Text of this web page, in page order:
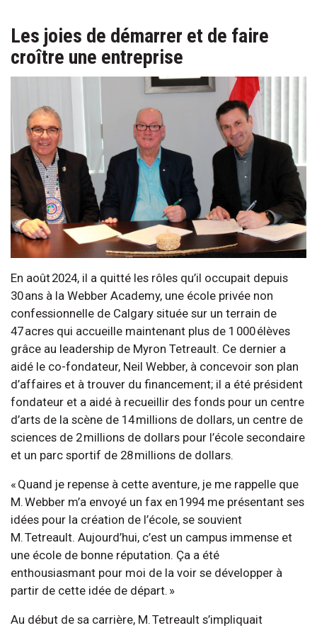
Les joies de démarrer et de faire
croître une entreprise
En août 2024, il a quitté les rôles qu’il occupait depuis
30 ans à la Webber Academy, une école privée non
confessionnelle de Calgary située sur un terrain de
47 acres qui accueille maintenant plus de 1 000 élèves
grâce au leadership de Myron Tetreault. Ce dernier a
aidé le co-fondateur, Neil Webber, à concevoir son plan
d’affaires et à trouver du financement; il a été président
fondateur et a aidé à recueillir des fonds pour un centre
d’arts de la scène de 14 millions de dollars, un centre de
sciences de 2 millions de dollars pour l’école secondaire
et un parc sportif de 28 millions de dollars.
« Quand je repense à cette aventure, je me rappelle que
M. Webber m’a envoyé un fax en 1994 me présentant ses
idées pour la création de l’école, se souvient
M. Tetreault. Aujourd’hui, c’est un campus immense et
une école de bonne réputation. Ça a été
enthousiasmant pour moi de la voir se développer à
partir de cette idée de départ. »
Au début de sa carrière, M. Tetreault s’impliquait